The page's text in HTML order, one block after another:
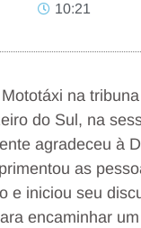
10:21
na
do Sul, na
agradeceu à
as
e iniciou seu
encaminhar